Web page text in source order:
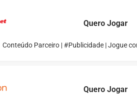
Quero Jogar
Conteúdo Parceiro | #Publicidade | Jogue
Quero Jogar